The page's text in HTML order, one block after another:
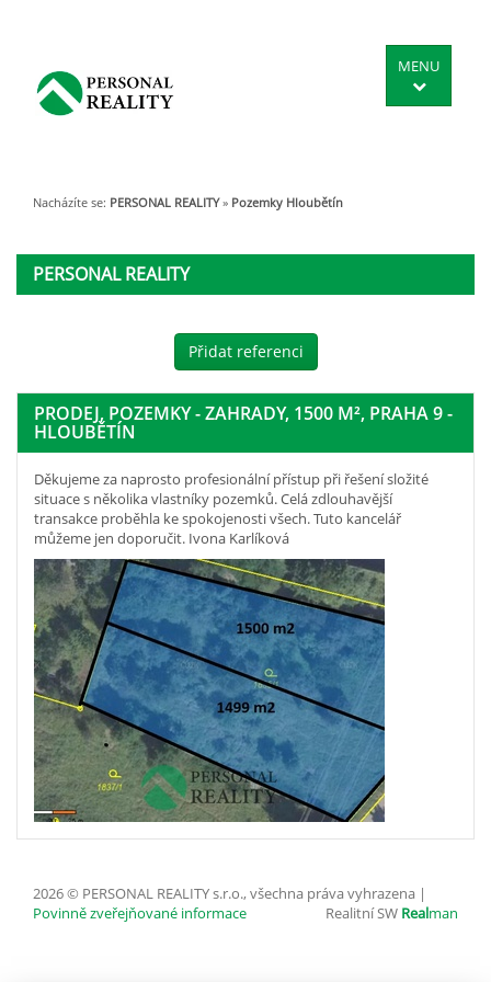
MENU
Nacházíte se: PERSONAL REALITY » Pozemky Hloubětín
PERSONAL REALITY
Přidat referenci
PRODEJ, POZEMKY - ZAHRADY, 1500 M², PRAHA 9 -
HLOUBĚTÍN
Děkujeme za naprosto profesionální přístup při řešení složité
situace s několika vlastníky pozemků. Celá zdlouhavější
transakce proběhla ke spokojenosti všech. Tuto kancelář
můžeme jen doporučit. Ivona Karlíková
2026 © PERSONAL REALITY s.r.o., všechna práva vyhrazena |
Povinně zveřejňované informace
Realitní SW Realman